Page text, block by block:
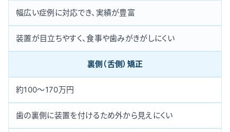
幅広い症例に対応でき、実績が豊富
装置が目立ちやすく、食事や歯みがきがしにくい
裏側（舌側）矯正
約100〜170万円
歯の裏側に装置を付けるため外から見えにくい